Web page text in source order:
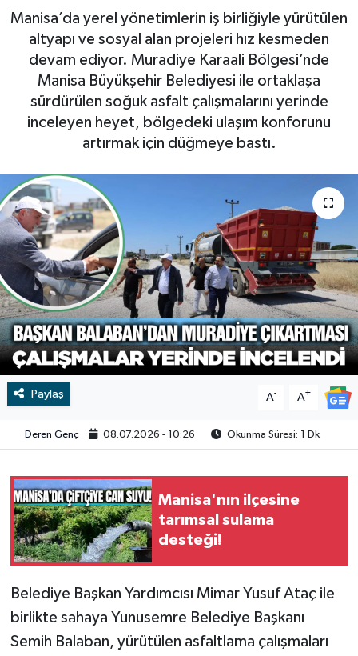
Manisa’da yerel yönetimlerin iş birliğiyle yürütülen
altyapı ve sosyal alan projeleri hız kesmeden
devam ediyor. Muradiye Karaali Bölgesi’nde
Manisa Büyükşehir Belediyesi ile ortaklaşa
sürdürülen soğuk asfalt çalışmalarını yerinde
inceleyen heyet, bölgedeki ulaşım konforunu
artırmak için düğmeye bastı.
Paylaş A- A+
Deren Genç 08.07.2026 - 10:26 Okunma Süresi: 1 Dk
Manisa'nın ilçesine
tarımsal sulama
desteği!
Belediye Başkan Yardımcısı Mimar Yusuf Ataç ile
birlikte sahaya Yunusemre Belediye Başkanı
Semih Balaban, yürütülen asfaltlama çalışmaları
RESMİ İLAN
BİLİM VE TEKNOLOJİ
RESMİ İLAN
Yaşam
Tarih
Çevre
Dünya
İletişim
Künye
SPOR
Vefat
Video